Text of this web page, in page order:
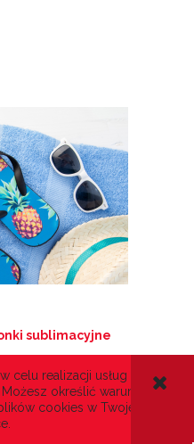
celu realizacji usług i
. Możesz określić warunki
cookies w Twojej
sublimacyjne
zł
zł)